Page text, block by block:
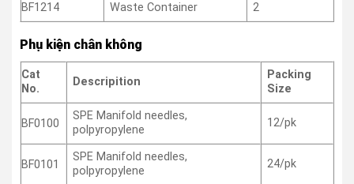
BF1214
Waste Container 2
Phụ kiện chân không
Cat
No.
Descripition
Packing
Size
BF0100
SPE Manifold needles,
polpyropylene
12/pk
BF0101
SPE Manifold needles,
polpyropylene
24/pk